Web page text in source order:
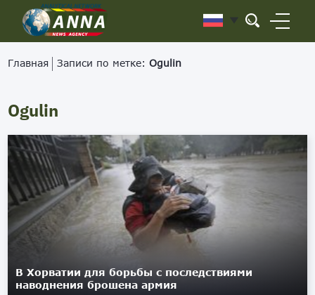
Главная Записи по метке:Ogulin
Ogulin
В Хорватии для борьбы с последствиями
наводнения брошена армия